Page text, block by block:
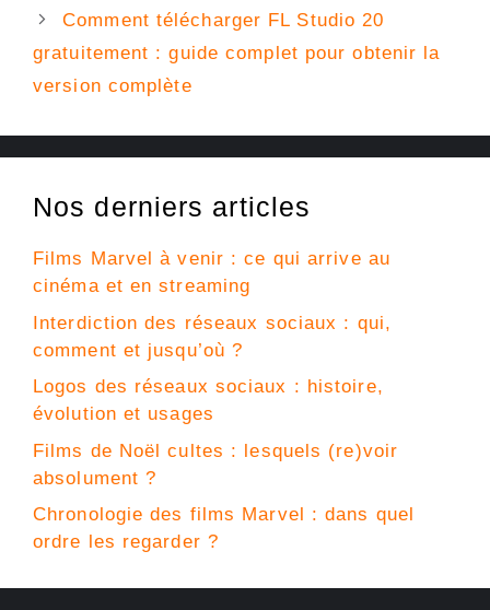
Comment télécharger FL Studio 20
gratuitement : guide complet pour obtenir la
version complète
Nos derniers articles
Films Marvel à venir : ce qui arrive au
cinéma et en streaming
Interdiction des réseaux sociaux : qui,
comment et jusqu’où ?
Logos des réseaux sociaux : histoire,
évolution et usages
Films de Noël cultes : lesquels (re)voir
absolument ?
Chronologie des films Marvel : dans quel
ordre les regarder ?